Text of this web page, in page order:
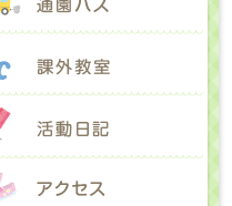
課
活
ア